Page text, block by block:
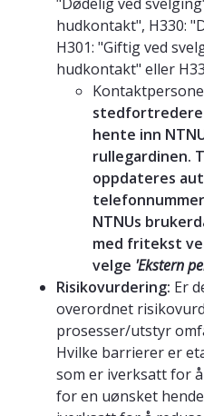
hudkontakt", H330:
H301: "Giftig ved
hudkontakt" eller
stedfortredere
hente inn
rullegardinen.
oppdateres
NTNUs
med fritekst
velge 'Ekstern
Risikovurdering: Er
overordnet
prosesser/utstyr
Hvilke barrierer er
som er iverksatt for
for en uønsket